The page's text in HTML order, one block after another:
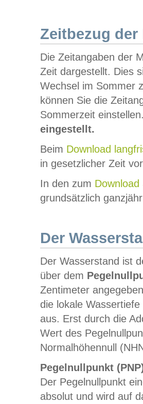
Zeitbezug der
Die Zeitangaben der
Zeit dargestellt. Dies
Wechsel im Sommer
können Sie die
Sommerzeit
eingestellt.
Beim Download
in gesetzlicher Zeit
In den zum Download
grundsätzlich
Der
Der Wasserstand ist
über dem
Zentimeter
die lokale
aus. Erst durch die
Wert des
Normalhöhennull
Pegelnullpunkt
Der Pegelnullpunkt
absolut und wird auf